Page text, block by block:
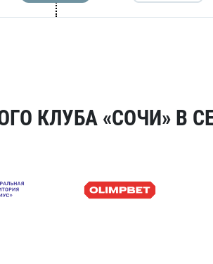
КЛУБА «СОЧИ» В